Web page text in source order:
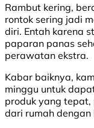
Rambut kering,
rontok sering jadi
diri. Entah karena
paparan panas
perawatan ekstra.
Kabar baiknya,
minggu untuk
produk yang
dari rumah